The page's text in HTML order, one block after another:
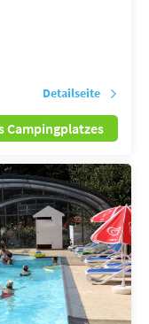
Detailseite
Campingplatzes